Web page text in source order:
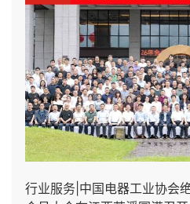
行业服务|中国电器工业协会